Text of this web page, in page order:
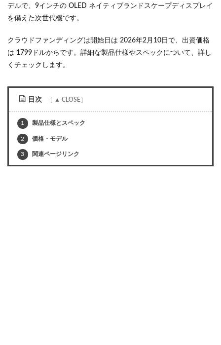
デルで、9インチの OLED ネイティブランドスケープディスプレイ
を備えた次世代機です。
クラウドファンディングは開始日は 2026年2月10日で、出資価格
は 1799ドルからです。詳細な製品仕様やスペックについて、詳し
くチェックします。
目次
1 製品仕様とスペック
2 価格・モデル
3 関連ページリンク